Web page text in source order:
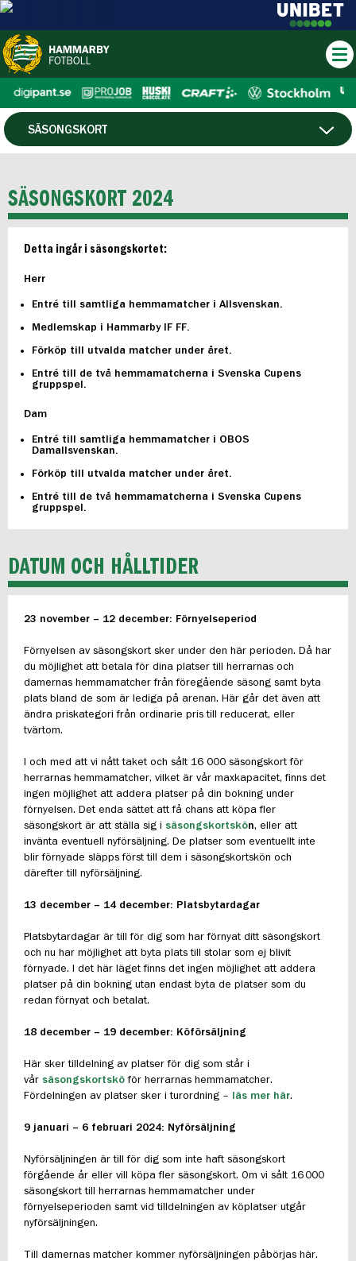
SÄSONGSKORT
KÖPVILLKOR
FAQ
SÄSONGSKORT 2024
Detta ingår i säsongskortet:
Herr
Entré till samtliga hemmamatcher i Allsvenskan.
Medlemskap i Hammarby IF FF.
Förköp till utvalda matcher under året.
Entré till de två hemmamatcherna i Svenska Cupens
gruppspel.
Dam
Entré till samtliga hemmamatcher i OBOS
Damallsvenskan.
Förköp till utvalda matcher under året.
Entré till de två hemmamatcherna i Svenska Cupens
gruppspel.
DATUM OCH HÅLLTIDER
23 november – 12 december: Förnyelseperiod
Förnyelsen av säsongskort sker under den här perioden. Då har
du möjlighet att betala för dina platser till herrarnas och
damernas hemmamatcher från föregående säsong samt byta
plats bland de som är lediga på arenan. Här går det även att
ändra priskategori från ordinarie pris till reducerat, eller
tvärtom.
I och med att vi nått taket och sålt 16 000 säsongskort för
herrarnas hemmamatcher, vilket är vår maxkapacitet, finns det
ingen möjlighet att addera platser på din bokning under
förnyelsen. Det enda sättet att få chans att köpa fler
säsongskort är att ställa sig i säsongskortskön, eller att
invänta eventuell nyförsäljning. De platser som eventuellt inte
blir förnyade släpps först till dem i säsongskortskön och
därefter till nyförsäljning.
13 december – 14 december: Platsbytardagar
Platsbytardagar är till för dig som har förnyat ditt säsongskort
och nu har möjlighet att byta plats till stolar som ej blivit
förnyade. I det här läget finns det ingen möjlighet att addera
platser på din bokning utan endast byta de platser som du
redan förnyat och betalat.
18 december – 19 december: Köförsäljning
Här sker tilldelning av platser för dig som står i
vår säsongskortskö för herrarnas hemmamatcher.
Fördelningen av platser sker i turordning –
läs mer här.
9 januari – 6 februari 2024: Nyförsäljning
Nyförsäljningen är till för dig som inte haft säsongskort
förgående år eller vill köpa fler säsongskort. Om vi sålt 16 000
säsongskort till herrarnas hemmamatcher under
förnyelseperioden samt vid tilldelningen av köplatser utgår
nyförsäljningen.
Till damernas matcher kommer nyförsäljningen påbörjas här.